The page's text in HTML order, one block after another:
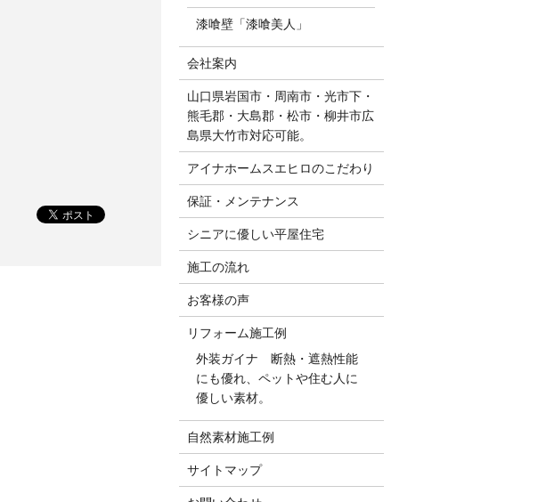
漆喰壁「漆喰美人」
会社案内
山口県岩国市・周南市・光市下・
熊毛郡・大島郡・松市・柳井市広
島県大竹市対応可能。
アイナホームスエヒロのこだわり
保証・メンテナンス
シニアに優しい平屋住宅
施工の流れ
お客様の声
リフォーム施工例
外装ガイナ 断熱・遮熱性能
にも優れ、ペットや住む人に
優しい素材。
自然素材施工例
サイトマップ